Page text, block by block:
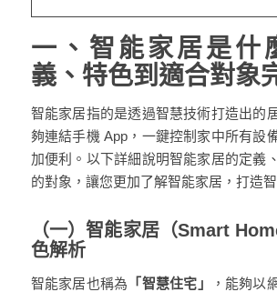
一、智能家居是什
義、特色到適合對象
智能家居指的是透過智慧技術打造出的
夠連結手機 App，一鍵控制家中所有設
加便利。以下詳細說明智能家居的定義
的對象，讓您更加了解智能家居，打造智
（一）智能家居（Smart
色解析
智能家居也稱為 「智慧住宅」
，能夠以